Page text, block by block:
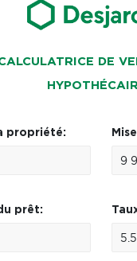
DE
propriété:
prêt: